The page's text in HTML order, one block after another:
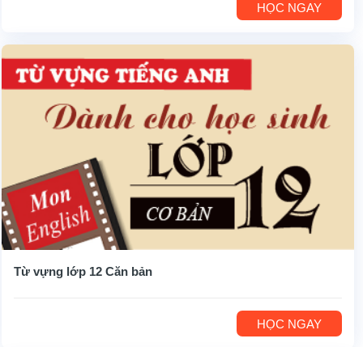
HỌC NGAY
Từ vựng lớp 12 Căn bản
HỌC NGAY